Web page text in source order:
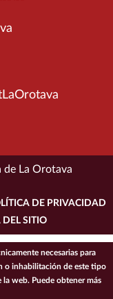
La Orotava
DE PRIVACIDAD
DEL SITIO
necesarias para
o inhabilitación de este tipo
la web. Puede obtener más